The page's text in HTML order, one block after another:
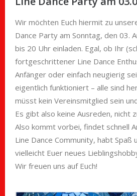
Wir möchten Euch hiermit zu
Dance Party am Sonntag, den 03.
bis 20 Uhr einladen. Egal, ob Ihr
fortgeschrittener Line Dance
Anfänger oder einfach neugierig
eigentlich funktioniert – alle sind
müsst kein Vereinsmitglied sein
Es gibt also keine Ausreden, nicht
Also kommt vorbei, findet schnell
Line Dance Community, habt Spaß
vielleicht Euer neues
Wir freuen uns auf Euch!